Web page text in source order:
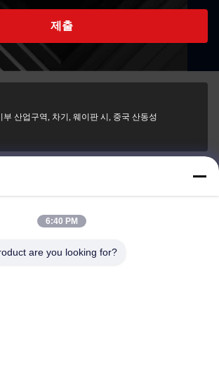
제출
부 산업구역, 차기, 웨이판 시, 중국 산동성
6:40 PM
are you looking for?